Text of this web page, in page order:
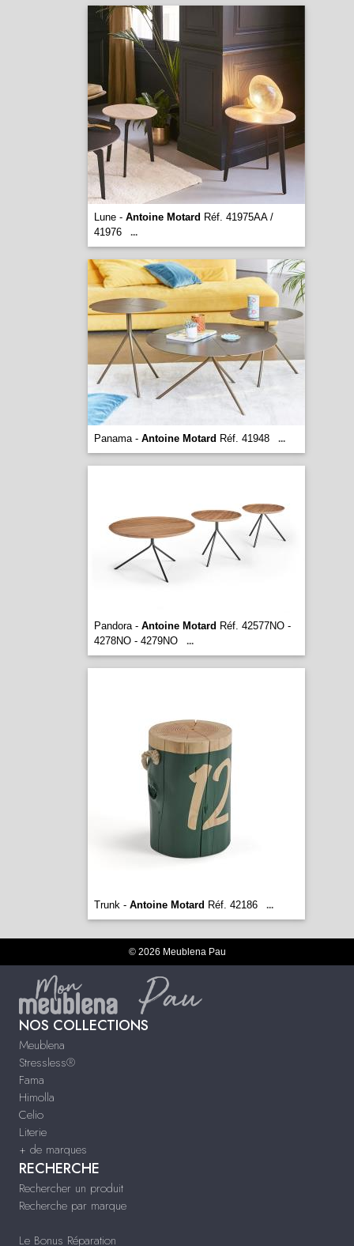
Lune - Antoine Motard Réf. 41975AA /
41976
...
Panama - Antoine Motard Réf. 41948 ...
Pandora - Antoine Motard Réf. 42577NO -
4278ΝΟ - 4279ΝΟ
...
Trunk - Antoine Motard Réf. 42186 ...
© 2026 Meublena Pau
NOS COLLECTIONS
Meublena
Stressless®
Fama
Himolla
Celio
Literie
+ de marques
RECHERCHE
Rechercher un produit
Recherche par marque
Le Bonus Réparation